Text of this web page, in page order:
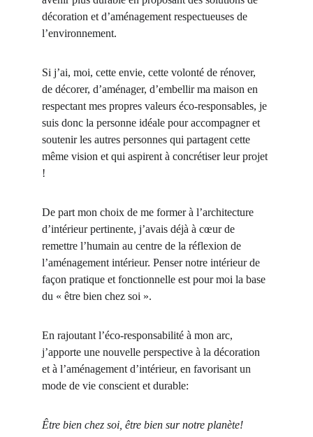
décoration et d’aménagement respectueuses de
l’environnement.
Si j’ai, moi, cette envie, cette volonté de rénover,
de décorer, d’aménager, d’embellir ma maison en
respectant mes propres valeurs éco-responsables, je
suis donc la personne idéale pour accompagner et
soutenir les autres personnes qui partagent cette
même vision et qui aspirent à concrétiser leur projet
!
De part mon choix de me former à l’architecture
d’intérieur pertinente, j’avais déjà à cœur de
remettre l’humain au centre de la réflexion de
l’aménagement intérieur. Penser notre intérieur de
façon pratique et fonctionnelle est pour moi la base
du « être bien chez soi ».
En rajoutant l’éco-responsabilité à mon arc,
j’apporte une nouvelle perspective à la décoration
et à l’aménagement d’intérieur, en favorisant un
mode de vie conscient et durable:
Être bien chez soi, être bien sur notre planète!